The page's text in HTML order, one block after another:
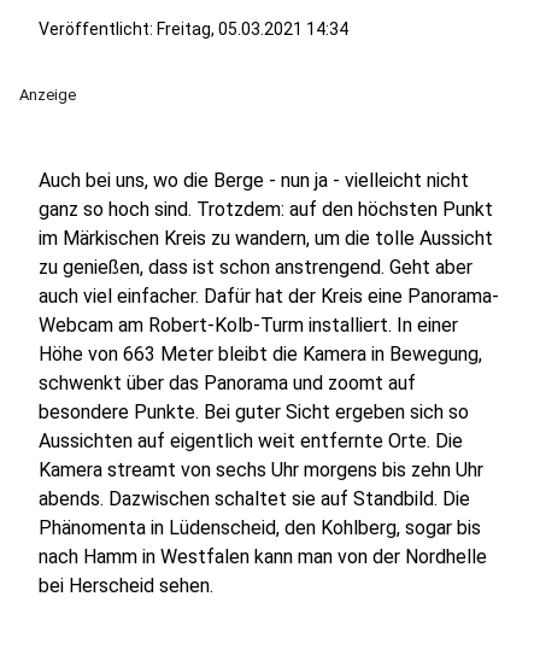
Veröffentlicht: Freitag, 05.03.2021 14:34
Anzeige
Auch bei uns, wo die Berge - nun ja - vielleicht nicht
ganz so hoch sind. Trotzdem: auf den höchsten Punkt
im Märkischen Kreis zu wandern, um die tolle Aussicht
zu genießen, dass ist schon anstrengend. Geht aber
auch viel einfacher. Dafür hat der Kreis eine Panorama-
Webcam am Robert-Kolb-Turm installiert. In einer
Höhe von 663 Meter bleibt die Kamera in Bewegung,
schwenkt über das Panorama und zoomt auf
besondere Punkte. Bei guter Sicht ergeben sich so
Aussichten auf eigentlich weit entfernte Orte. Die
Kamera streamt von sechs Uhr morgens bis zehn Uhr
abends. Dazwischen schaltet sie auf Standbild. Die
Phänomenta in Lüdenscheid, den Kohlberg, sogar bis
nach Hamm in Westfalen kann man von der Nordhelle
bei Herscheid sehen.